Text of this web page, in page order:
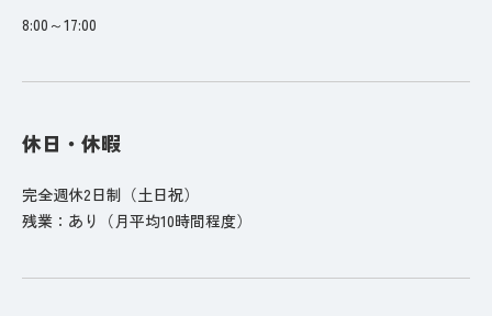
8:00～17:00
休日・休暇
完全週休2日制（土日祝）
残業：あり（月平均10時間程度）